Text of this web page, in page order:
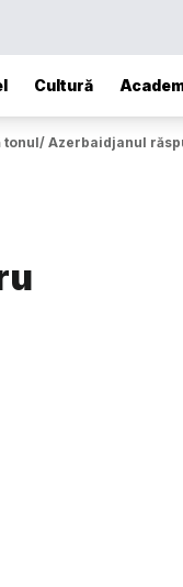
Cultură
tonul/ Azerbaidjanul